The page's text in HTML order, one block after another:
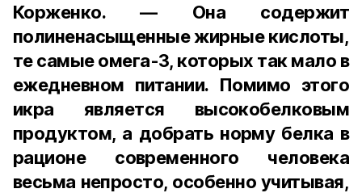
Корженко. — Она содержит
полиненасыщенные жирные кислоты,
те самые омега-3, которых так мало в
ежедневном питании. Помимо этого
икра является высокобелковым
продуктом, а добрать норму белка в
рационе современного человека
весьма непросто, особенно учитывая,